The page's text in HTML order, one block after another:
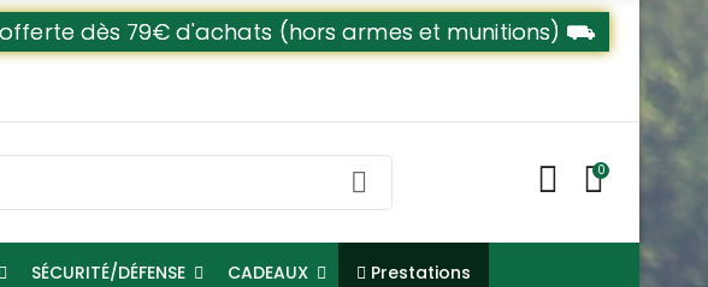
dès 79€ d'achats (hors armes et munitions) ⛟
0
SÉCURITÉ/DÉFENSE CADEAUX Prestations